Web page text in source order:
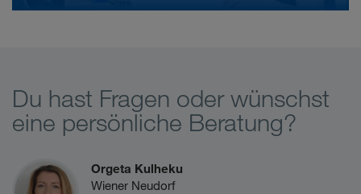
Du hast Fragen oder wünschst
eine persönliche Beratung?
Orgeta Kulheku
Wiener Neudorf